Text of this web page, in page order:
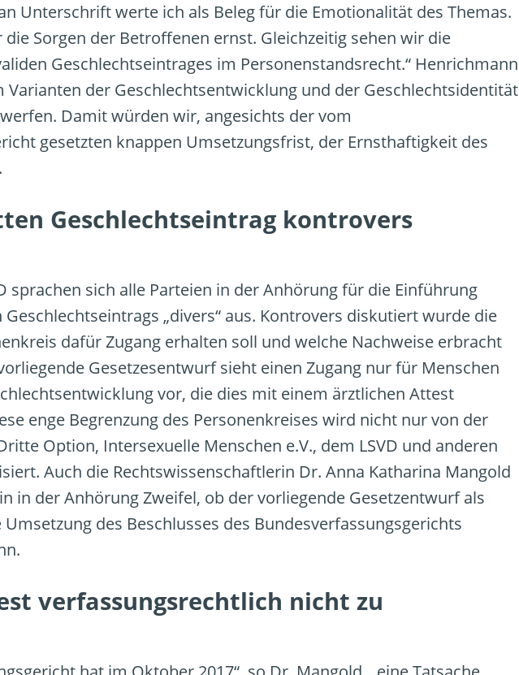
Unterschrift werte ich als Beleg für die Emotionalität des Themas.
Sorgen der Betroffenen ernst. Gleichzeitig sehen wir die
Geschlechtseintrages im Personenstandsrecht.“ Henrichmann
der Geschlechtsentwicklung und der Geschlechtsidentität
Damit würden wir, angesichts der vom
gesetzten knappen Umsetzungsfrist, der Ernsthaftigkeit des
Geschlechtseintrag kontrovers
sprachen sich alle Parteien in der Anhörung für die Einführung
„divers“ aus. Kontrovers diskutiert wurde die
dafür Zugang erhalten soll und welche Nachweise erbracht
Gesetzesentwurf sieht einen Zugang nur für Menschen
vor, die dies mit einem ärztlichen Attest
enge Begrenzung des Personenkreises wird nicht nur von der
Option, Intersexuelle Menschen e.V., dem LSVD und anderen
Auch die Rechtswissenschaftlerin Dr. Anna Katharina Mangold
in der Anhörung Zweifel, ob der vorliegende Gesetzentwurf als
des Beschlusses des Bundesverfassungsgerichts
verfassungsrechtlich nicht zu